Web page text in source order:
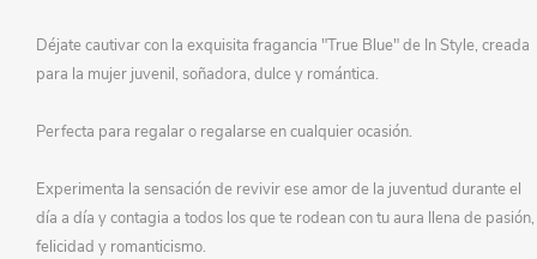
Déjate cautivar con la exquisita fragancia "True Blue" de In Style, creada
para la mujer juvenil, soñadora, dulce y romántica.
Perfecta para regalar o regalarse en cualquier ocasión.
Experimenta la sensación de revivir ese amor de la juventud durante el
día a día y contagia a todos los que te rodean con tu aura llena de pasión,
felicidad y romanticismo.